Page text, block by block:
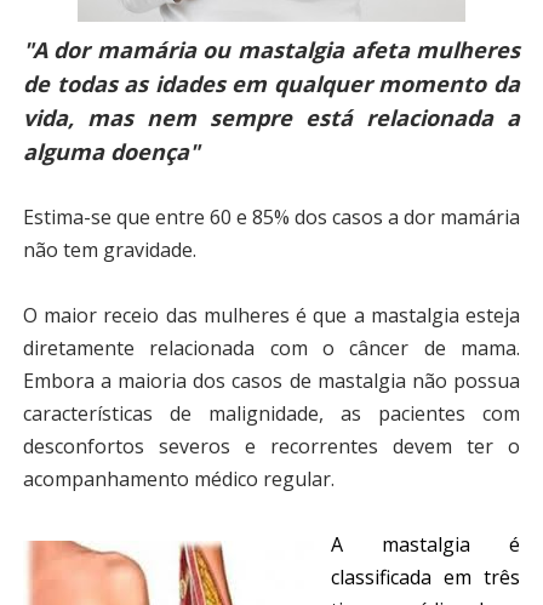
"A dor mamária ou mastalgia afeta mulheres
de todas as idades em qualquer momento da
vida, mas nem sempre está relacionada a
alguma doença"
Estima-se que entre 60 e 85% dos casos a dor mamária
não tem gravidade.
O maior receio das mulheres é que a mastalgia esteja
diretamente relacionada com o câncer de mama.
Embora a maioria dos casos de mastalgia não possua
características de malignidade, as pacientes com
desconfortos severos e recorrentes devem ter o
acompanhamento médico regular.
A mastalgia é
classificada em três